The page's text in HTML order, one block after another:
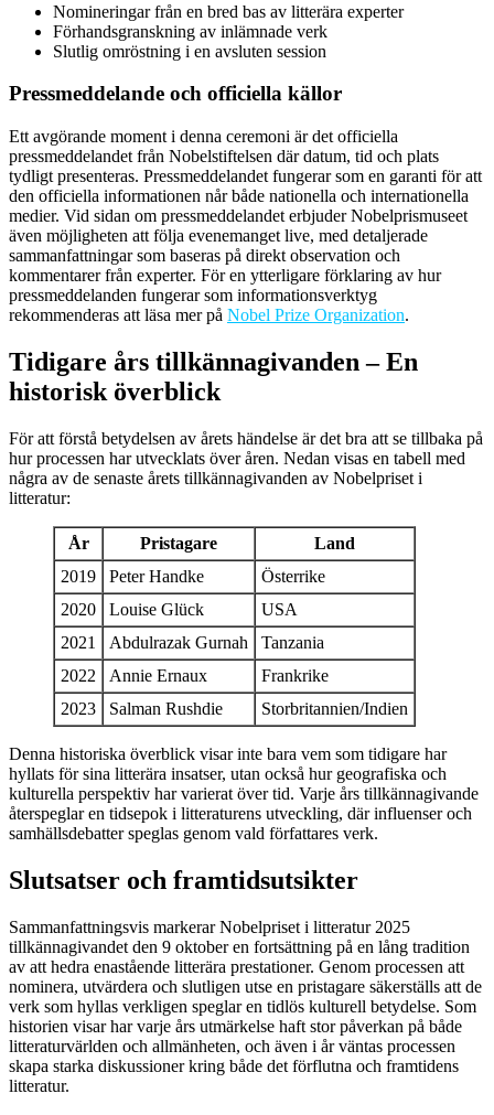
Nomineringar från en bred bas av litterära experter
Förhandsgranskning av inlämnade verk
Slutlig omröstning i en avsluten session
Pressmeddelande och officiella källor
Ett avgörande moment i denna ceremoni är det officiella
pressmeddelandet från Nobelstiftelsen där datum, tid och plats
tydligt presenteras. Pressmeddelandet fungerar som en garanti för att
den officiella informationen når både nationella och internationella
medier. Vid sidan om pressmeddelandet erbjuder Nobelprismuseet
även möjligheten att följa evenemanget live, med detaljerade
sammanfattningar som baseras på direkt observation och
kommentarer från experter. För en ytterligare förklaring av hur
pressmeddelanden fungerar som informationsverktyg
rekommenderas att läsa mer på Nobel Prize Organization.
Tidigare års tillkännagivanden – En
historisk överblick
För att förstå betydelsen av årets händelse är det bra att se tillbaka på
hur processen har utvecklats över åren. Nedan visas en tabell med
några av de senaste årets tillkännagivanden av Nobelpriset i
litteratur:
År Pristagare
Land
2019
Peter Handke
Österrike
2020
Louise Glück
USA
2021
Abdulrazak Gurnah
Tanzania
2022
Annie Ernaux
Frankrike
2023
Salman Rushdie Storbritannien/Indien
Denna historiska överblick visar inte bara vem som tidigare har
hyllats för sina litterära insatser, utan också hur geografiska och
kulturella perspektiv har varierat över tid. Varje års tillkännagivande
återspeglar en tidsepok i litteraturens utveckling, där influenser och
samhällsdebatter speglas genom vald författares verk.
Slutsatser och framtidsutsikter
Sammanfattningsvis markerar Nobelpriset i litteratur 2025
tillkännagivandet den 9 oktober en fortsättning på en lång tradition
av att hedra enastående litterära prestationer. Genom processen att
nominera, utvärdera och slutligen utse en pristagare säkerställs att de
verk som hyllas verkligen speglar en tidlös kulturell betydelse. Som
historien visar har varje års utmärkelse haft stor påverkan på både
litteraturvärlden och allmänheten, och även i år väntas processen
skapa starka diskussioner kring både det förflutna och framtidens
litteratur.